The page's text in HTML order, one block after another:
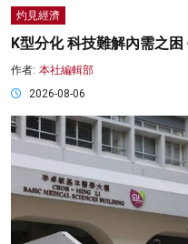
灼見經濟
K型分化 科技難解內需之
作者: 本社編輯部
2026-08-06